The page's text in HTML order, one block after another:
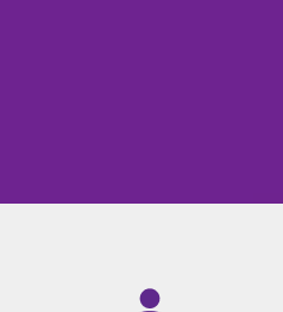
de marketing digital: mais